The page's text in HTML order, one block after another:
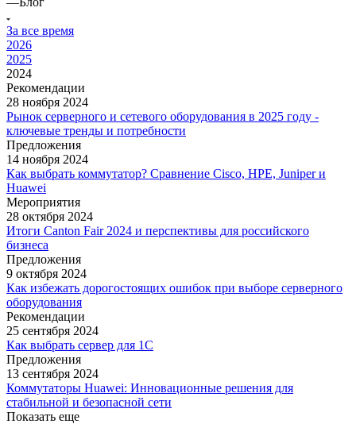
За все время
2026
2025
2024
Рекомендации
28 ноября 2024
Рынок серверного и сетевого оборудования в 2025 году -
ключевые тренды и потребности
Предложения
14 ноября 2024
Как выбрать коммутатор? Сравнение Cisco, HPE, Juniper и
Huawei
Мероприятия
28 октября 2024
Итоги Canton Fair 2024 и перспективы для российского
бизнеса
Предложения
9 октября 2024
Как избежать дорогостоящих ошибок при выборе серверного
оборудования
Рекомендации
25 сентября 2024
Как выбрать сервер для 1С
Предложения
13 сентября 2024
Коммутаторы Huawei: Инновационные решения для
стабильной и безопасной сети
Показать еще